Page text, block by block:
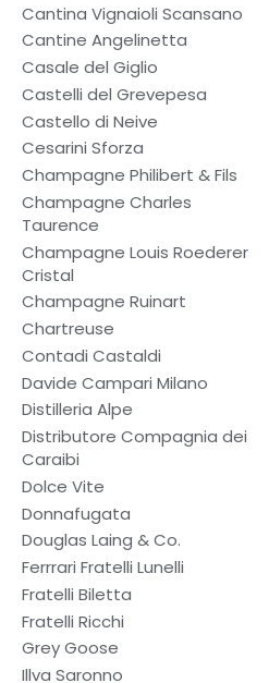
Cantina Vignaioli Scansano
Cantine Angelinetta
Casale del Giglio
Castelli del Grevepesa
Castello di Neive
Cesarini Sforza
Champagne Philibert & Fils
Champagne Charles
Taurence
Champagne Louis Roederer
Cristal
Champagne Ruinart
Chartreuse
Contadi Castaldi
Davide Campari Milano
Distilleria Alpe
Distributore Compagnia dei
Caraibi
Dolce Vite
Donnafugata
Douglas Laing & Co.
Ferrrari Fratelli Lunelli
Fratelli Biletta
Fratelli Ricchi
Grey Goose
Illva Saronno